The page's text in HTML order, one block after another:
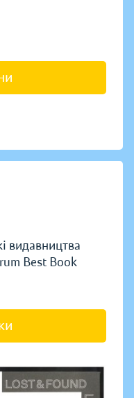
видавництва
Best Book